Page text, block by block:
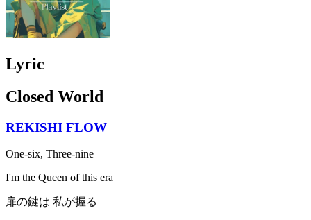
Lyric
Closed World
REKISHI FLOW
One-six, Three-nine
I'm the Queen of this era
扉の鍵は 私が握る